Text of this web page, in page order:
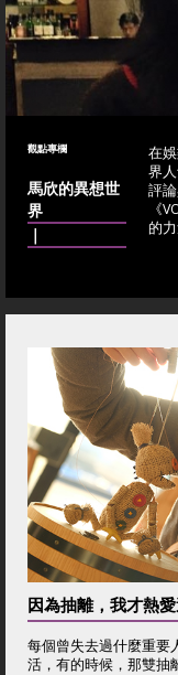
觀點專欄
馬欣的異想世
界
｜
在
界
評
《
的
因為抽離，我才熱
每個曾失去過什麼重要
活，有的時候，那雙抽